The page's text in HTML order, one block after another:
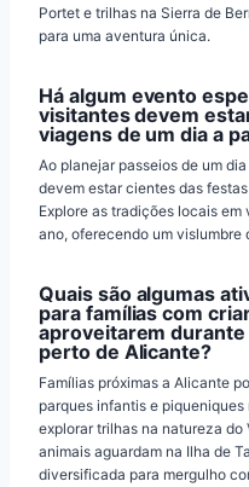
Portet e trilhas na Sierra de
para uma aventura única.
Há algum evento
visitantes devem
viagens de um dia a
Ao planejar passeios de um
devem estar cientes das
Explore as tradições locais
ano, oferecendo um vislumbre
Quais são algumas
para famílias com
aproveitarem durante
perto de Alicante?
Famílias próximas a Alicante
parques infantis e
explorar trilhas na natureza do
animais aguardam na Ilha de
diversificada para mergulho